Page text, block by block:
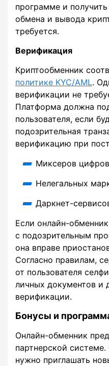
программе и
обмена и вывода
требуется.
Верификация
Криптообменник
политике KYC/AML.
верификации не
Платформа должна
пользователя, если
подозрительная
верификацию при
Миксеров
Нелегальных
Даркнет-
Если онлайн-
с подозрительным
она вправе
Согласно правилам,
от пользователя
личных документов и
верификации.
Бонусы и
Онлайн-обменник
партнерской
нужно приглашать